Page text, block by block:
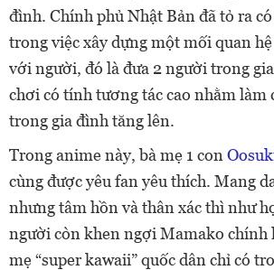
đình. Chính phủ Nhật Bản đã tỏ ra
trong việc xây dựng một mối quan
với người, đó là đưa 2 người trong
chơi có tính tương tác cao nhằm làm
trong gia đình tăng lên.
Trong anime này, bà mẹ 1 con
cùng được yêu fan yêu thích. Mang
nhưng tâm hồn và thân xác thì như
người còn khen ngợi Mamako chính
mẹ “super kawaii” quốc dân chỉ có